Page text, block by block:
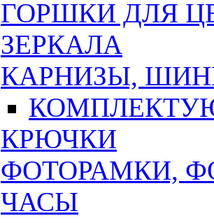
ГОРШКИ ДЛЯ
ЗЕРКАЛА
КАРНИЗЫ,
КРЮЧКИ
ФОТОРАМКИ,
ЧАСЫ